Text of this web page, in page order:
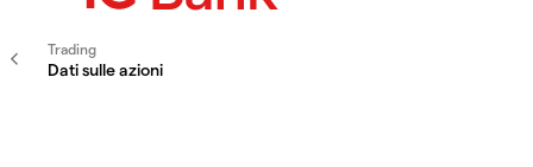
Trading
Dati sulle azioni